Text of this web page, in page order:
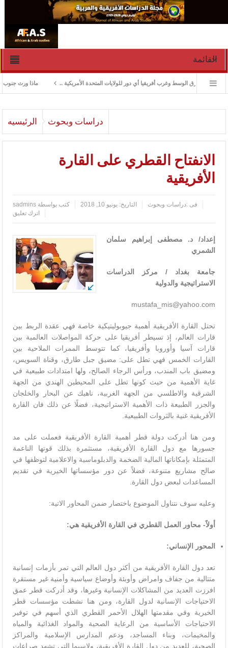
القائمة
ماذا ورث جنوب السودان من الشرق الوسط وغرب أفريقيا أي دور للولايات المتحدة الأمريكية ..
الرئيسيه دراسات وبحوث
الانفتاح القطري على القارة
الأفريقية
كتب بواسطة sadmins التاريخ: يونيو 10, 2018 فى :دراسات وبحوث
اترك تعليق
إعداد/ د. مصطفى إبراهيم سلمان
الشمري
جامعة بغداد / مركز الدراسات
الاستراتيجية والدولية
mustafa_mis@yahoo.com
تحتل القارة الأفريقية أهمية جيوبوليتيكية خاصة فهي عقدة الربط بين
قارات العالم، إذ تسيطر أفريقيا على حركة المواصلات العالمية بين
قارات آسيا وأوروبا وأفريقيا، كما تتوسط الممرات الملاحية بين
القارات الخمس فهي تطل على: مضيق جبل طارق، وقناة السويس،
ومضيق باب المندب، ورأس الرجاء الصالح، ولها امتدادات طبيعية في
غاية الأهمية من حيث كونها تطل على المحيطين الهندي من الجهة
الشرقية والاطلسي من الجهة الغربية، ناهيك عن البحار والخلجان
والجزر الطبيعة ذات الأهمية الاستراتيجية، فضلًا عن ذلك فان القارة
الأفريقية غنية بالثروات الطبيعية.
ومن هنا أدركت دولة قطر أهمية القارة الأفريقية فعملت على مد
جسورها مع دول القارة الأفريقية، مستثمرة بذلك قوتها الناعمة
المتمثلة بإمكاناتها المالية الضخمة والدبلوماسية والاعلامية لتوظفها في
صالح مشاريع متنوعة، فضلاً عن دور مؤسساتها الخيرية في تقديم
المساعدات لبعض دول القارة.
وعليه سوف نتناول الموضوع باختصار ضمن المحاور الاتية:
أولاً- محاور العمل القطري في القارة الأفريقية هي:
المحور الإنساني:
تعد دول القارة الأفريقية من أكثر دول العالم التي تمر بأزمات إنسانية
متتالية من جفاف وامراض وأوبئة وأوضاع سياسية وأمنية غير مستقرة
افرزت العديد من المشاكلات الإنسانية وغيرها، وقد أدركت قطر عمق
الاحتياجات الإنسانية لدول القارة، ومن هنا نشطت مؤسسات قطر
الخيرية وفي مقدمتها الهلال الأحمر القطري الذي أسهم في توفير
الاحتياجات الأساسية من الرعاية الصحية والمواد الغذائية والمياه
والمخيمات، وبناء المساجد، ودعم المدارس الإسلامية والمراكز
الصحية، للعديد من دول القارة الأفريقية، ولاسيما التي تشهد صراعات